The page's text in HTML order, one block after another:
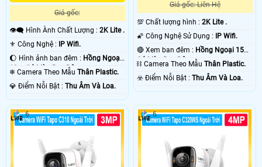
Giá gốc:
👁️‍🗨 Hình Ành Chất Lượng : 2K Lite .
⚜️ Công Nghệ :
IP Wifi.
🌔 Hình ảnh ban đêm : Hồng Ngoại
10m Có Màu Ban Ðêm.
❄ Camera Theo Mẫu Thân Plastic.
️💎 Điểm Nỗi Bật : Thu Âm Và Loa.
Giá gốc: Liên Hệ
💯 Chất lượng hình :2K Lite .
🌠 Công Nghệ Sử Dụng :
IP Wifi.
🔴 Xem ban đêm : Hồng Ngoại 15m
Có Màu Ban Ðêm.
⛓ Camera Theo MẫuThân Plastic.
️☣️ Điểm Nỗi Bật :Thu Âm Và Loa.
6 6